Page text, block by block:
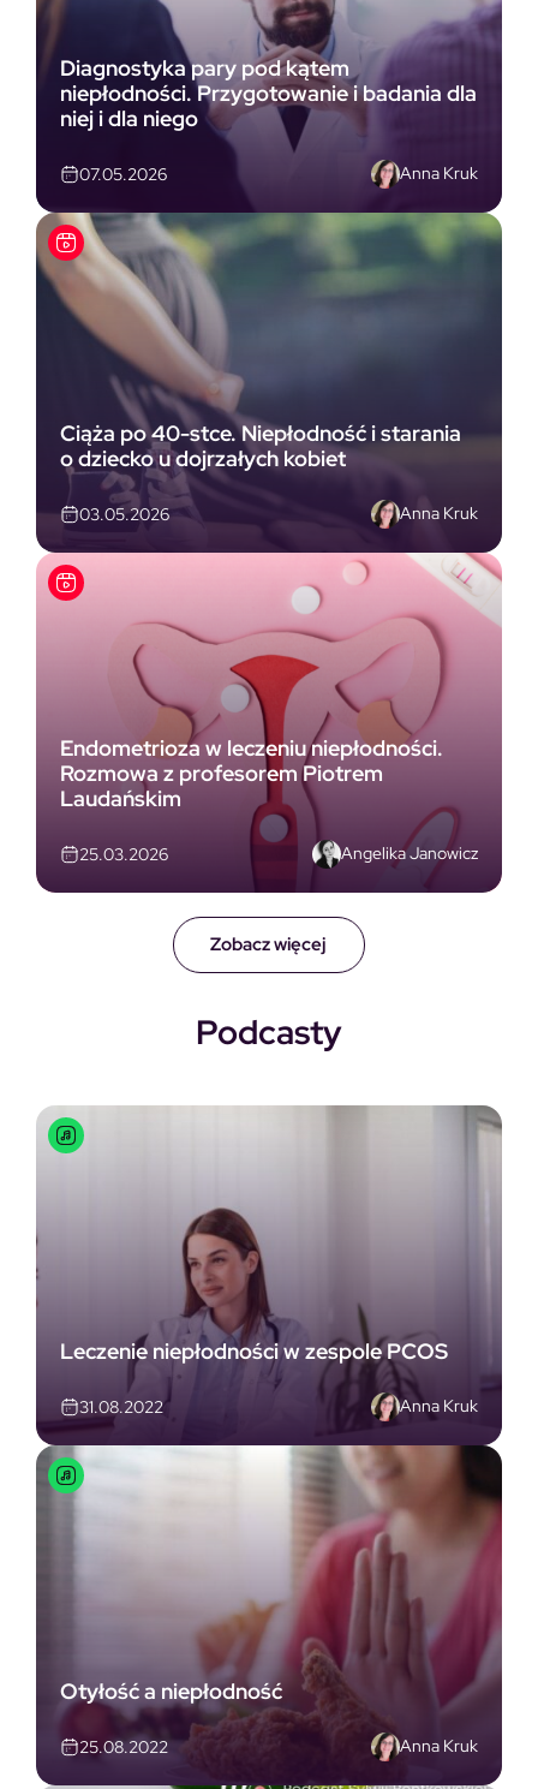
Zobacz więcej
Diagnostyka pary pod kątem
niepłodności. Przygotowanie i badania dla
niej i dla niego
07.05.2026 Anna Kruk
Ciąża po 40-stce. Niepłodność i starania
o dziecko u dojrzałych kobiet
03.05.2026 Anna Kruk
Endometrioza w leczeniu niepłodności.
Rozmowa z profesorem Piotrem
Laudańskim
25.03.2026 Angelika Janowicz
Podcasty
Leczenie niepłodności w zespole PCOS
31.08.2022 Anna Kruk
Otyłość a niepłodność
25.08.2022 Anna Kruk